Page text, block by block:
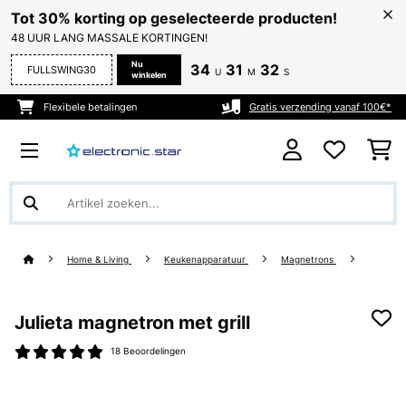
Tot 30% korting op geselecteerde producten!
48 UUR LANG MASSALE KORTINGEN!
FULLSWING30
Nu
winkelen
34 U 31 M 32 S
Flexibele betalingen Gratis verzending vanaf 100€*
Home & Living Keukenapparatuur Magnetrons
Julieta magnetron met grill
18 Beoordelingen